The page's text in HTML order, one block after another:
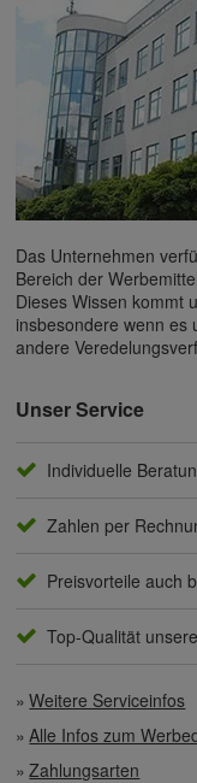
Das Unternehmen
Bereich der
Dieses Wissen kommt
insbesondere wenn es
andere
Unser Service
Individuelle
Zahlen per
Preisvorteile auch
Top-Qualität
Weitere Serviceinfos
Alle Infos zum
Zahlungsarten